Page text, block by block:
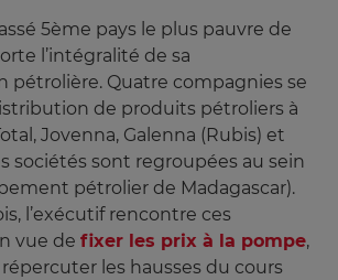
5ème pays le plus pauvre de
l’intégralité de sa
pétrolière. Quatre compagnies se
de produits pétroliers à
Jovenna, Galenna (Rubis) et
sociétés sont regroupées au sein
pétrolier de Madagascar).
l’exécutif rencontre ces
vue de fixer les prix à la pompe,
les hausses du cours